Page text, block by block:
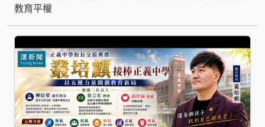
教育平權